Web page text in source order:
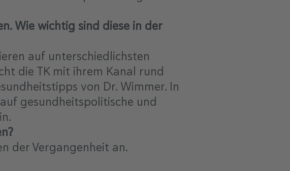
Wie wichtig sind diese in der
auf unterschiedlichsten
die TK mit ihrem Kanal rund
von Dr. Wimmer. In
gesundheitspolitische und
der Vergangenheit an.